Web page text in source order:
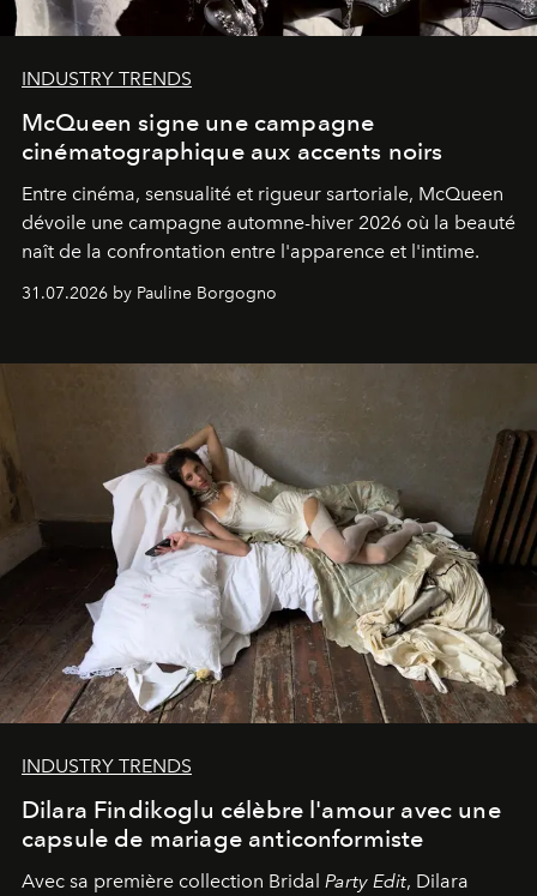
INDUSTRY TRENDS
McQueen signe une campagne
cinématographique aux accents noirs
Entre cinéma, sensualité et rigueur sartoriale, McQueen
dévoile une campagne automne-hiver 2026 où la beauté
naît de la confrontation entre l'apparence et l'intime.
31.07.2026 by Pauline Borgogno
INDUSTRY TRENDS
Dilara Findikoglu célèbre l'amour avec une
capsule de mariage anticonformiste
Avec sa première collection Bridal Party Edit, Dilara